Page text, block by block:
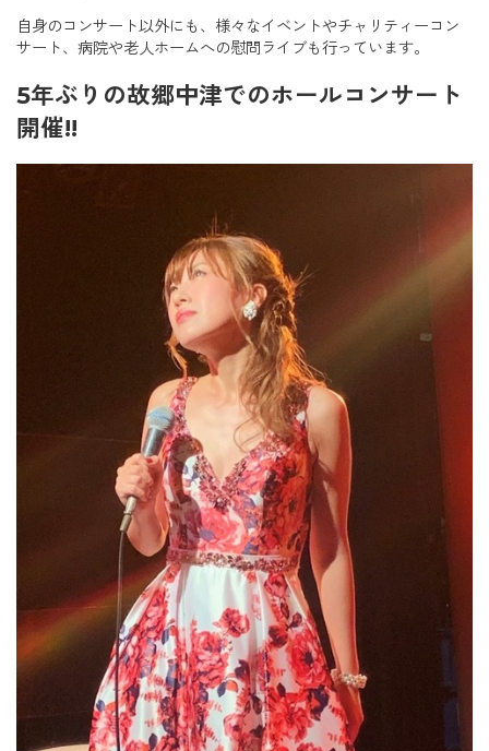
自身のコンサート以外にも、様々なイベントやチャリティーコン
サート、病院や老人ホームへの慰問ライブも行っています。
5年ぶりの故郷中津でのホールコンサート
開催!!